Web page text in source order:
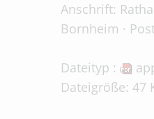
Anschrift:
Bornheim ·
Dateityp :
Dateigröße: 47